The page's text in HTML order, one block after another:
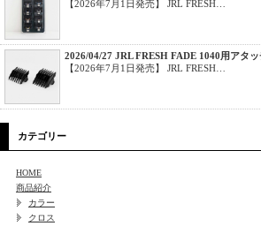
【2026年7月1日発売】 JRL FRESH…
2026/04/27 JRL FRESH FADE 1040用アタ
【2026年7月1日発売】 JRL FRESH…
カテゴリー
HOME
商品紹介
カラー
クロス